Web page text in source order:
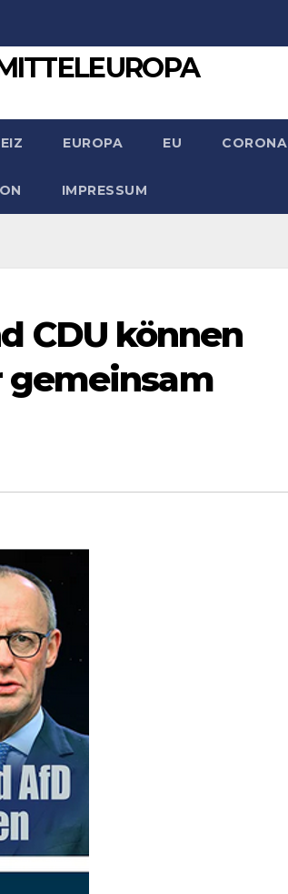
EUROPA EU CORONA
IMPRESSUM
CDU können